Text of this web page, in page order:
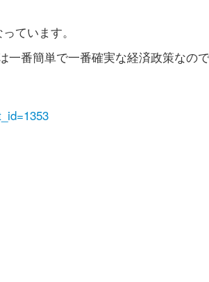
ています。
番簡単で一番確実な経済政策なので